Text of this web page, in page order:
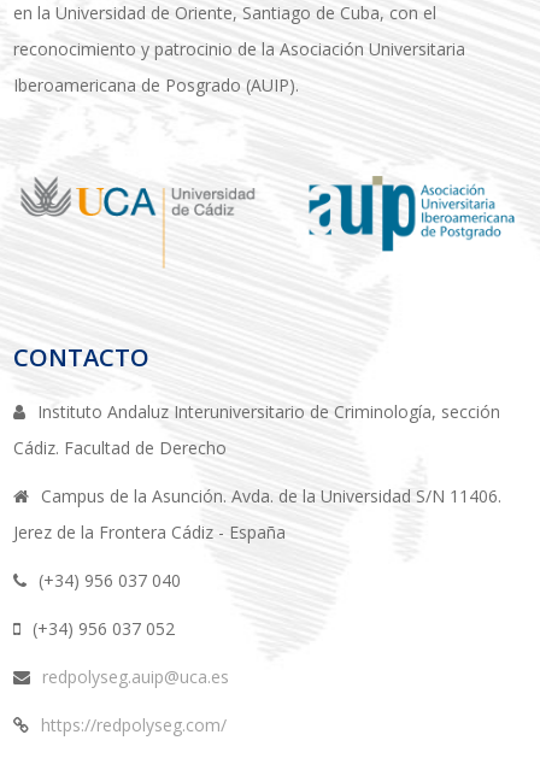
en la Universidad de Oriente, Santiago de Cuba, con el
reconocimiento y patrocinio de la Asociación Universitaria
Iberoamericana de Posgrado (AUIP).
CONTACTO
Instituto Andaluz Interuniversitario de Criminología, sección
Cádiz. Facultad de Derecho
Campus de la Asunción. Avda. de la Universidad S/N 11406.
Jerez de la Frontera Cádiz - España
(+34) 956 037 040
(+34) 956 037 052
redpolyseg.auip@uca.es
https://redpolyseg.com/